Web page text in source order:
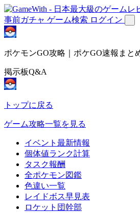
事前ガチャ ゲーム検索 ログイン
ポケモンGO攻略｜ポケGO速報まと
掲示板Q&A
トップに戻る
ゲーム攻略一覧を見る
イベント最新情報
個体値ランク計算
タスク報酬
全ポケモン図鑑
色違い一覧
レイドボス早見表
ロケット団幹部